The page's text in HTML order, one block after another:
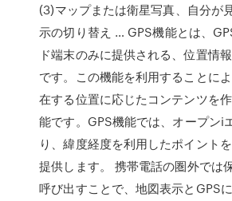
(3)マップまたは衛星写真、自分が
示の切り替え … GPS機能とは、
ド端末のみに提供される、位置情
です。この機能を利用することに
在する位置に応じたコンテンツを
能です。GPS機能では、オープンi
り、緯度経度を利用したポイント
提供します。 携帯電話の圏外では
呼び出すことで、地図表示とGPS